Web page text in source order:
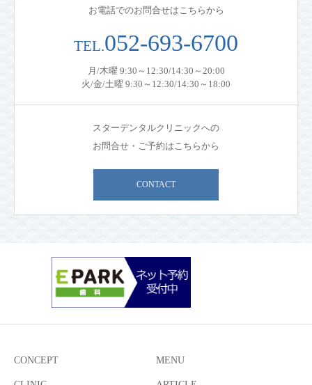
お電話でのお問合せはこちらから
TEL.052-693-6700
月/木曜 9:30～12:30/14:30～20:00
火/金/土曜 9:30～12:30/14:30～18:00
スターデンタルクリニックへの
お問合せ・ご予約はこちらから
CONTACT
CONCEPT MENU